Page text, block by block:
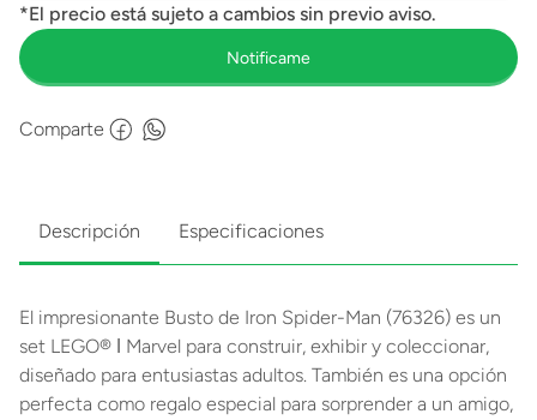
Comparte
Descripción Especificaciones
El impresionante Busto de Iron Spider-Man (76326) es un
set LEGO® ǀ Marvel para construir, exhibir y coleccionar,
diseñado para entusiastas adultos. También es una opción
perfecta como regalo especial para sorprender a un amigo,